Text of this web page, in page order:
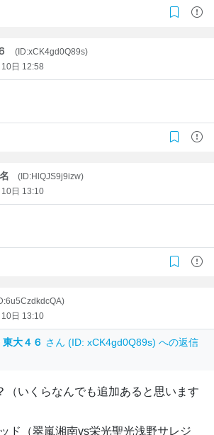
(ID:xCK4gd0Q89s)
日 12:58
(ID:HlQJS9j9izw)
日 13:10
日 13:10
大４６ さん (ID: xCK4gd0Q89s) への返信
（いくらなんでも追加あると思います
ド（翠嵐湘南vs栄光聖光浅野サレジ